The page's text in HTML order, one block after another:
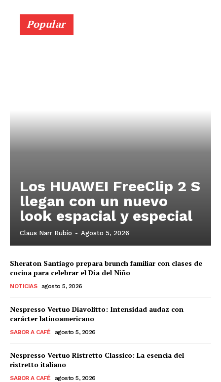
Popular
Los HUAWEI FreeClip 2 S
llegan con un nuevo
look espacial y especial
Claus Narr Rubio - Agosto 5, 2026
Sheraton Santiago prepara brunch familiar con clases de
cocina para celebrar el Día del Niño
NOTICIAS agosto 5, 2026
Nespresso Vertuo Diavolitto: Intensidad audaz con
carácter latinoamericano
SABOR A CAFÉ agosto 5, 2026
Nespresso Vertuo Ristretto Classico: La esencia del
ristretto italiano
SABOR A CAFÉ agosto 5, 2026